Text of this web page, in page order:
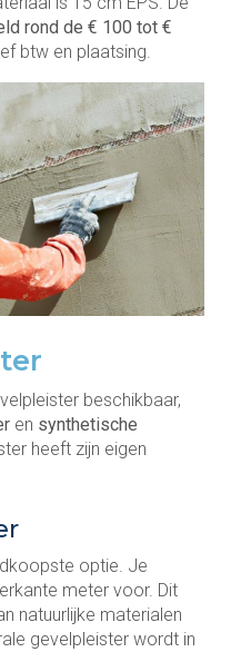
rond de € 100 tot €
btw en plaatsing.
beschikbaar,
en synthetische
heeft zijn eigen
optie. Je
meter voor. Dit
natuurlijke materialen
gevelpleister wordt in